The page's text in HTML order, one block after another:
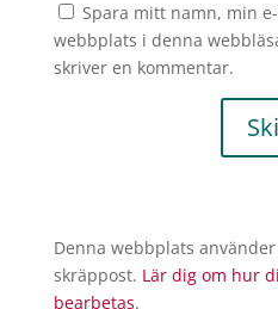
Spara mitt namn, min
webbplats i denna
skriver en kommentar.
Denna webbplats
skräppost. Lär dig om hur
bearbetas.